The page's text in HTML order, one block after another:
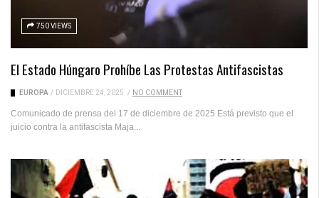
750 VIEWS
El Estado Húngaro Prohíbe Las Protestas Antifascistas
EUROPA / DICIEMBRE 24, 2025 / NO COMMENT
Comunicado de prensa del 17 de diciembre de 2025 Está previsto que el
juicio contra la antifascista Maja...